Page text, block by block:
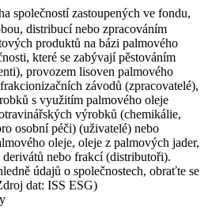
společností zastoupených ve fondu,
distribucí nebo zpracováním
produktů na bázi palmového
které se zabývají pěstováním
provozem lisoven palmového
závodů (zpracovatelé),
s využitím palmového oleje
výrobků (chemikálie,
osobní péči) (uživatelé) nebo
oleje, oleje z palmových jader,
nebo frakcí (distributoři).
údajů o společnostech, obraťte se
dat: ISS ESG)